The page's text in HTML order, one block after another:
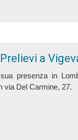
a
presenza in
via Del Carmine, 27.